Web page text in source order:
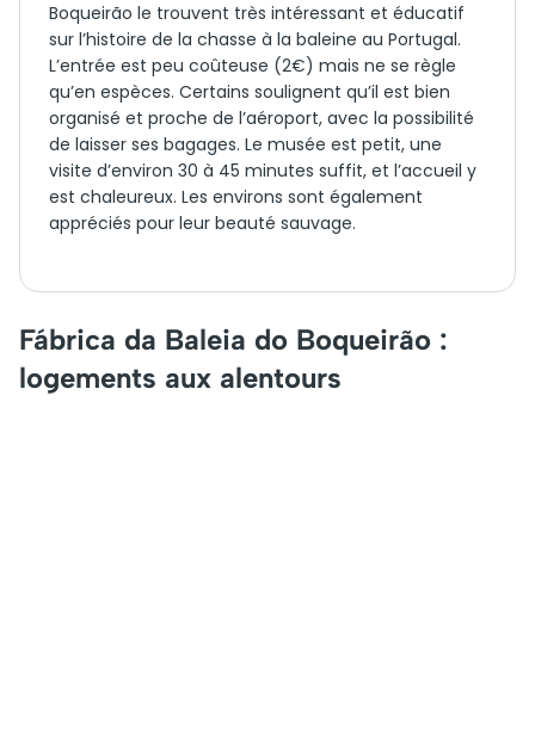
Boqueirão le trouvent très intéressant et éducatif
sur l’histoire de la chasse à la baleine au Portugal.
L’entrée est peu coûteuse (2€) mais ne se règle
qu’en espèces. Certains soulignent qu’il est bien
organisé et proche de l’aéroport, avec la possibilité
de laisser ses bagages. Le musée est petit, une
visite d’environ 30 à 45 minutes suffit, et l’accueil y
est chaleureux. Les environs sont également
appréciés pour leur beauté sauvage.
Fábrica da Baleia do Boqueirão :
logements aux alentours